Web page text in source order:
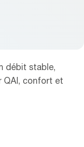
débit stable,
QAI, confort et